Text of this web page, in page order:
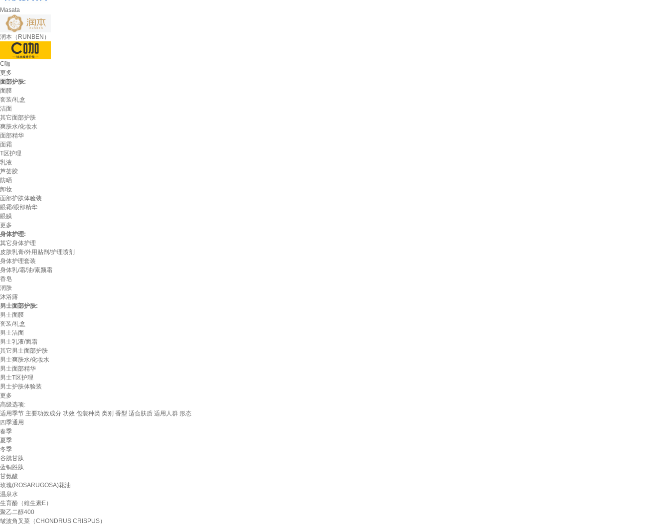
Masata
润本（RUNBEN）
C咖
更多
面部护肤:
面膜
套装/礼盒
洁面
其它面部护肤
爽肤水/化妆水
面部精华
面霜
T区护理
乳液
芦荟胶
防晒
卸妆
面部护肤体验装
眼霜/眼部精华
眼膜
更多
身体护理:
其它身体护理
皮肤乳膏/外用贴剂/护理喷剂
身体护理套装
身体乳/霜/油/素颜霜
香皂
润肤
沐浴露
男士面部护肤:
男士面膜
套装/礼盒
男士洁面
男士乳液/面霜
其它男士面部护肤
男士爽肤水/化妆水
男士面部精华
男士T区护理
男士护肤体验装
更多
高级选项:
适用季节 主要功效成分 功效 包装种类 类别 香型 适合肤质 适用人群 形态
四季通用
春季
夏季
冬季
谷胱甘肽
蓝铜胜肽
甘氨酸
玫瑰(ROSARUGOSA)花油
温泉水
生育酚（維生素E）
聚乙二醇400
皱波角叉菜（CHONDRUS CRISPUS）